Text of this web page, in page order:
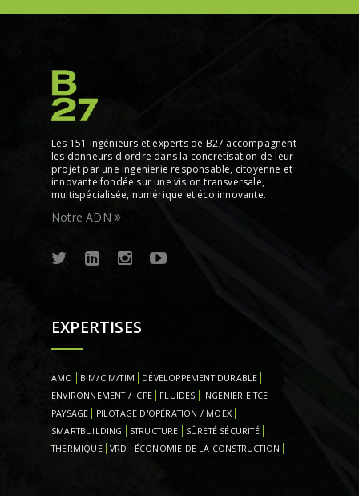
Les 151 ingénieurs et experts de B27 accompagnent
les donneurs d'ordre dans la concrétisation de leur
projet par une ingénierie responsable, citoyenne et
innovante fondée sur une vision transversale,
multispécialisée, numérique et éco innovante.
Notre ADN
EXPERTISES
AMO BIM/CIM/TIM
DÉVELOPPEMENT DURABLE
ENVIRONNEMENT / ICPE
FLUIDES
INGENIERIE TCE
PAYSAGE
PILOTAGE D'OPÉRATION / MOEX
SMARTBUILDING
STRUCTURE
SÛRETÉ SÉCURITÉ
THERMIQUE
VRD ÉCONOMIE DE LA CONSTRUCTION